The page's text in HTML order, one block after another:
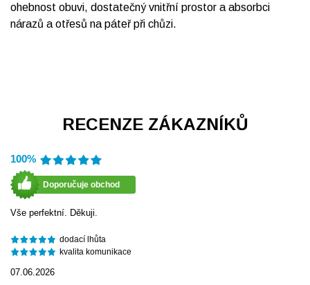
ohebnost obuvi, dostatečný vnitřní prostor a absorbci
nárazů a otřesů na páteř při chůzi.
RECENZE ZÁKAZNÍKŮ
100%
Doporučuje obchod
Vše perfektní. Děkuji.
dodací lhůta
kvalita komunikace
07.06.2026